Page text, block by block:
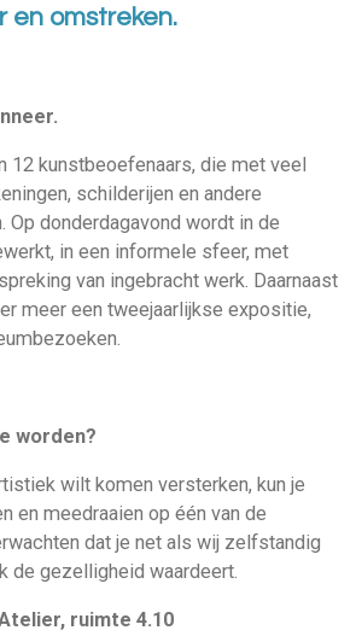
en omstreken.
12 kunstbeoefenaars, die met veel
schilderijen en andere
Op donderdagavond wordt in de
in een informele sfeer, met
van ingebracht werk. Daarnaast
meer een tweejaarlijkse expositie,
worden?
wilt komen versterken, kun je
en meedraaien op één van de
dat je net als wij zelfstandig
de gezelligheid waardeert.
telier, ruimte 4.10